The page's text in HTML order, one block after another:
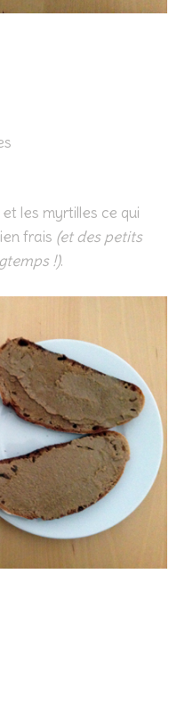
les myrtilles ce qui
frais (et des petits
!).